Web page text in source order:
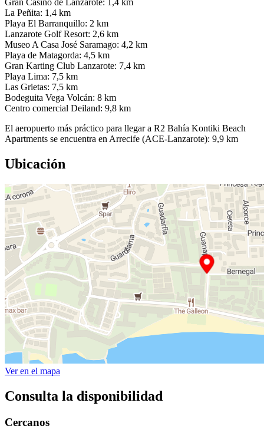
Gran Casino de Lanzarote: 1,4 km
La Peñita: 1,4 km
Playa El Barranquillo: 2 km
Lanzarote Golf Resort: 2,6 km
Museo A Casa José Saramago: 4,2 km
Playa de Matagorda: 4,5 km
Gran Karting Club Lanzarote: 7,4 km
Playa Lima: 7,5 km
Las Grietas: 7,5 km
Bodeguita Vega Volcán: 8 km
Centro comercial Deiland: 9,8 km
El aeropuerto más práctico para llegar a R2 Bahía Kontiki Beach
Apartments se encuentra en Arrecife (ACE-Lanzarote): 9,9 km
Ubicación
Ver en el mapa
Consulta la disponibilidad
Cercanos